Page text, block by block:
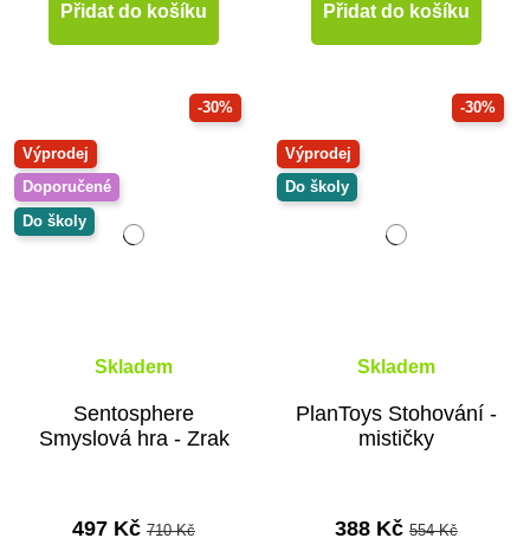
Přidat do košíku Přidat do košíku
-30%
Výprodej
Doporučené
Do školy
Skladem
Sentosphere
Smyslová hra - Zrak
497 Kč 710 Kč
-30%
Výprodej
Do školy
Skladem
PlanToys Stohování -
mističky
388 Kč 554 Kč